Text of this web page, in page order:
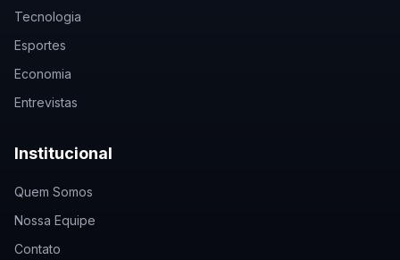
Tecnologia
Esportes
Economia
Entrevistas
Institucional
Quem Somos
Nossa Equipe
Contato